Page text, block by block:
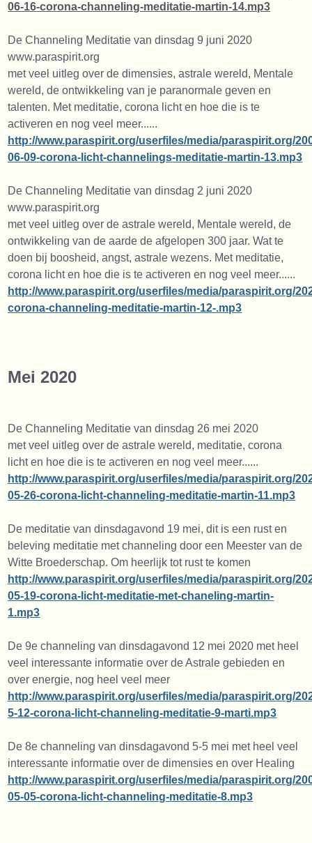
06-16-corona-channeling-meditatie-martin-14.mp3
De Channeling Meditatie van dinsdag 9 juni 2020
www.paraspirit.org
met veel uitleg over de dimensies, astrale wereld, Mentale
wereld, de ontwikkeling van je paranormale geven en
talenten. Met meditatie, corona licht en hoe die is te
activeren en nog veel meer......
http://www.paraspirit.org/userfiles/media/paraspirit.org/
06-09-corona-licht-channelings-meditatie-martin-13.mp3
De Channeling Meditatie van dinsdag 2 juni 2020
www.paraspirit.org
met veel uitleg over de astrale wereld, Mentale wereld, de
ontwikkeling van de aarde de afgelopen 300 jaar. Wat te
doen bij boosheid, angst, astrale wezens. Met meditatie,
corona licht en hoe die is te activeren en nog veel meer......
http://www.paraspirit.org/userfiles/media/paraspirit.org/
corona-channeling-meditatie-martin-12-.mp3
Mei 2020
De Channeling Meditatie van dinsdag 26 mei 2020
met veel uitleg over de astrale wereld, meditatie, corona
licht en hoe die is te activeren en nog veel meer......
http://www.paraspirit.org/userfiles/media/paraspirit.org/
05-26-corona-licht-channeling-meditatie-martin-11.mp3
De meditatie van dinsdagavond 19 mei, dit is een rust en
beleving meditatie met channeling door een Meester van de
Witte Broederschap. Om heerlijk tot rust te komen
http://www.paraspirit.org/userfiles/media/paraspirit.org/
05-19-corona-licht-meditatie-met-chaneling-martin-
1.mp3
De 9e channeling van dinsdagavond 12 mei 2020 met heel
veel interessante informatie over de Astrale gebieden en
over energie, nog heel veel meer
http://www.paraspirit.org/userfiles/media/paraspirit.org/
5-12-corona-licht-channeling-meditatie-9-marti.mp3
De 8e channeling van dinsdagavond 5-5 mei met heel veel
interessante informatie over de dimensies en over Healing
http://www.paraspirit.org/userfiles/media/paraspirit.org/
05-05-corona-licht-channeling-meditatie-8.mp3